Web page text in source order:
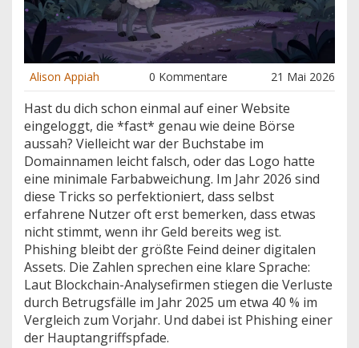
Alison Appiah 0 Kommentare 21 Mai 2026
Hast du dich schon einmal auf einer Website
eingeloggt, die *fast* genau wie deine Börse
aussah? Vielleicht war der Buchstabe im
Domainnamen leicht falsch, oder das Logo hatte
eine minimale Farbabweichung. Im Jahr 2026 sind
diese Tricks so perfektioniert, dass selbst
erfahrene Nutzer oft erst bemerken, dass etwas
nicht stimmt, wenn ihr Geld bereits weg ist.
Phishing bleibt der größte Feind deiner digitalen
Assets. Die Zahlen sprechen eine klare Sprache:
Laut Blockchain-Analysefirmen stiegen die Verluste
durch Betrugsfälle im Jahr 2025 um etwa 40 % im
Vergleich zum Vorjahr. Und dabei ist Phishing einer
der Hauptangriffspfade.